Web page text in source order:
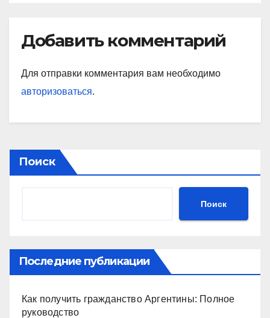
Добавить комментарий
Для отправки комментария вам необходимо
авторизоваться.
Поиск
Поиск
Последние публикации
Как получить гражданство Аргентины: Полное
руководство